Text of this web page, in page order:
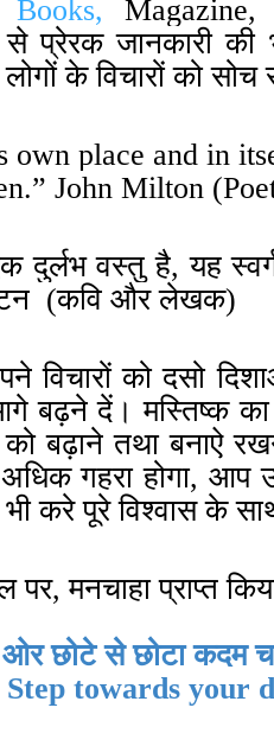
Books, Magazine,
से प्रेरक जानकारी
के विचारों को सोच
own place and in
” John Milton (
दुर्लभ वस्तु है, यह
(कवि और लेखक)
विचारों को दसो
बढ़ने दें । मस्तिष्क
बढ़ाने तथा बनाऐ
अधिक गहरा होगा,
करे पूरे विश्वास के
पर, मनचाहा प्राप्त
छोटे से छोटा कदम
towards your